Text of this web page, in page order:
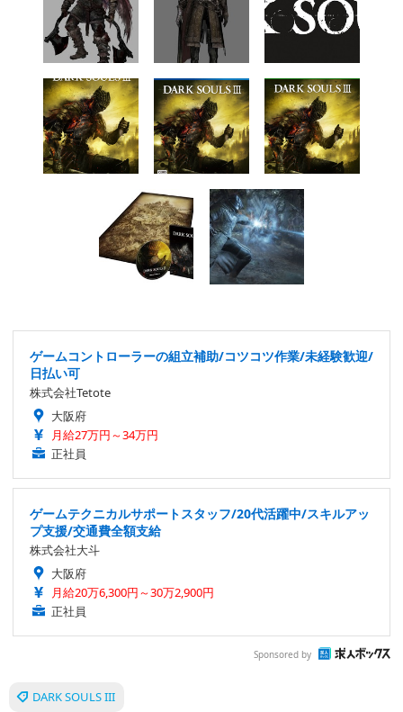
ゲームコントローラーの組立補助/コツコツ作業/未経験歓迎/
日払い可
株式会社Tetote
大阪府
月給27万円～34万円
正社員
ゲームテクニカルサポートスタッフ/20代活躍中/スキルアッ
プ支援/交通費全額支給
株式会社大斗
大阪府
月給20万6,300円～30万2,900円
正社員
Sponsored by
DARK SOULS III